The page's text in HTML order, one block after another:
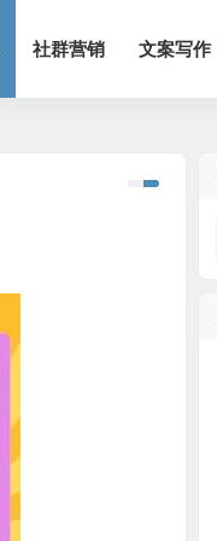
社群营销 文案写作